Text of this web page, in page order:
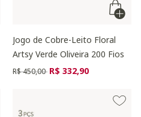
Jogo de Cobre-Leito Floral
Artsy Verde Oliveira 200 Fios
Preço reduzido de
R$ 450,00 para
R$ 332,90